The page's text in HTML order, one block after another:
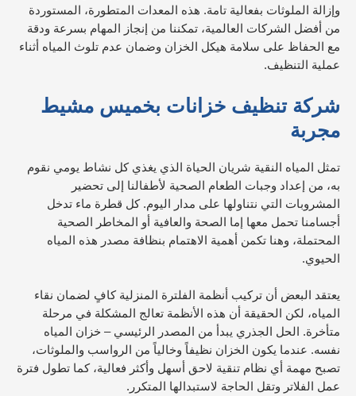
وإزالة الملوثات بفعالية تامة. هذه المعدات المتطورة، المستوردة
من أفضل الشركات العالمية، تمكننا من إنجاز المهام بسرعة ودقة
مع الحفاظ على سلامة هيكل الخزان وضمان عدم تلوث المياه أثناء
عملية التنظيف.
شركة تنظيف خزانات بخميس مشيط
مجربة
تمثل المياه النقية شريان الحياة الذي يغذي كل نشاط يومي نقوم
به، من إعداد وجبات الطعام الصحية لأطفالنا إلى تحضير
المشروبات التي نتناولها على مدار اليوم. كل قطرة ماء تدخل
أجسامنا تحمل معها إما الصحة والعافية أو المخاطر الصحية
المحتملة، وهنا تكمن أهمية الاهتمام بنظافة مصدر هذه المياه
الحيوي.
يعتقد البعض أن تركيب أنظمة الفلترة المنزلية كافٍ لضمان نقاء
المياه، لكن الحقيقة أن هذه الأنظمة تعالج المشكلة في مرحلة
متأخرة. الحل الجذري يبدأ من المصدر الرئيسي – خزان المياه
نفسه. عندما يكون الخزان نظيفاً وخالياً من الرواسب والملوثات،
تصبح مهمة أي نظام تنقية لاحق أسهل وأكثر فعالية، كما تطول فترة
عمل الفلاتر وتقل الحاجة لاستبدالها المتكرر.